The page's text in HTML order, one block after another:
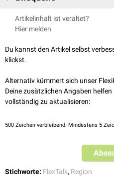
Flextalk - Ein
Das Becken
Bildquelle Podcast: © Midjourney
Artikelinhalt ist veraltet?
Hier melden
Du kannst den Artikel selbst
klickst.
Alternativ kümmert sich unser
Deine zusätzlichen Angaben
vollständig zu aktualisieren:
500 Zeichen verbleibend. Mindestens 5
Stichworte: FlexTalk, Region